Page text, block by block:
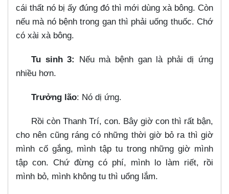
cái thất nó bị ấy đúng đó thì mới dùng xà bông. Còn
nếu mà nó bệnh trong gan thì phải uống thuốc. Chớ
có xài xà bông.
Tu sinh 3:
Nếu mà bệnh gan là phải dị ứng
nhiều hơn.
Trưởng lão: Nó dị ứng.
Rồi còn Thanh Trí, con. Bây giờ con thì rất bận,
cho nên cũng ráng có những thời giờ bỏ ra thì giờ
mình cố gắng, mình tập tu trong những giờ mình
tập con. Chứ đừng có phí, mình lo làm riết, rồi
mình bỏ, mình không tu thì uổng lắm.